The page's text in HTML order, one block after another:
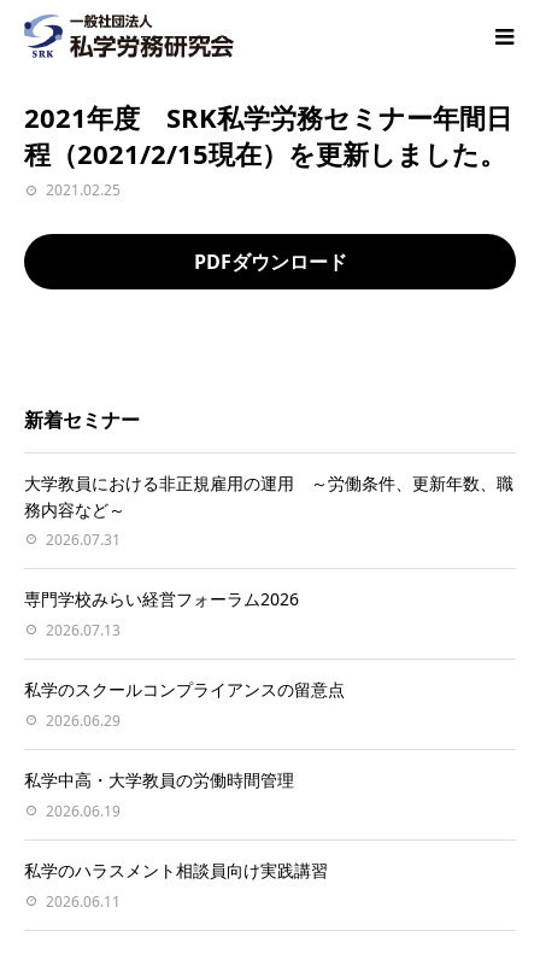
2021年度 SRK私学労務セミナー年間日
程（2021/2/15現在）を更新しました。
2021.02.25
PDFダウンロード
新着セミナー
大学教員における非正規雇用の運用 ～労働条件、更新年数、職
務内容など～
2026.07.31
専門学校みらい経営フォーラム2026
2026.07.13
私学のスクールコンプライアンスの留意点
2026.06.29
私学中高・大学教員の労働時間管理
2026.06.19
私学のハラスメント相談員向け実践講習
2026.06.11